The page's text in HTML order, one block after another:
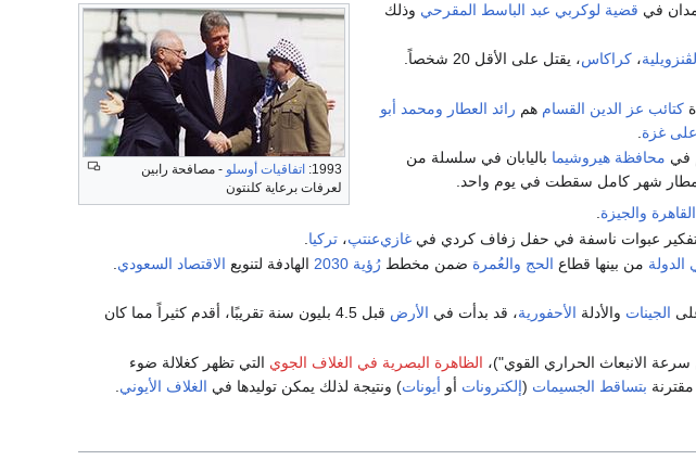
1993: اتفاقيات أوسلو - مصافحة رابين
لعرفات برعاية كلنتون
في قضية لوكربي عبد الباسط المقرحي وذلك
، كراكاس، يقتل على الأقل 20 شخصاً.
كتائب عز الدين القسام هم رائد العطار ومحمد أبو
غزة
في محافظة هيروشيما باليابان في سلسلة من
أمطار شهر كامل سقطت في يوم واحد.
القاهرة والجيزة
عبوات ناسفة في حفل زفاف كردي فيغازي‌عنتپ،تركيا
من بينها قطاع الحج والعُمرة ضمن مخططرُؤية 2030 الهادفة لتنويع الاقتصاد السعودي
الجينات والأدلة الأحفورية، قد بدأت في الأرض
قبل 4.5 بليون سنة تقريبًا، أقدم كثيراً مما كان
الانبعاث الحراري القوي")، الظاهرة البصرية في الغلاف الجوي التي تظهر كغلالة ضوء
بتساقط الجسيمات (إلكترونات أو أيونات) ونتيجة لذلك يمكن توليدها في الغلاف الأيوني